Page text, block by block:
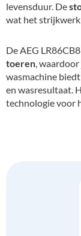
levensduur. De
wat het
De AEG
toeren,
wasmachine
en wasresultaat.
technologie voor